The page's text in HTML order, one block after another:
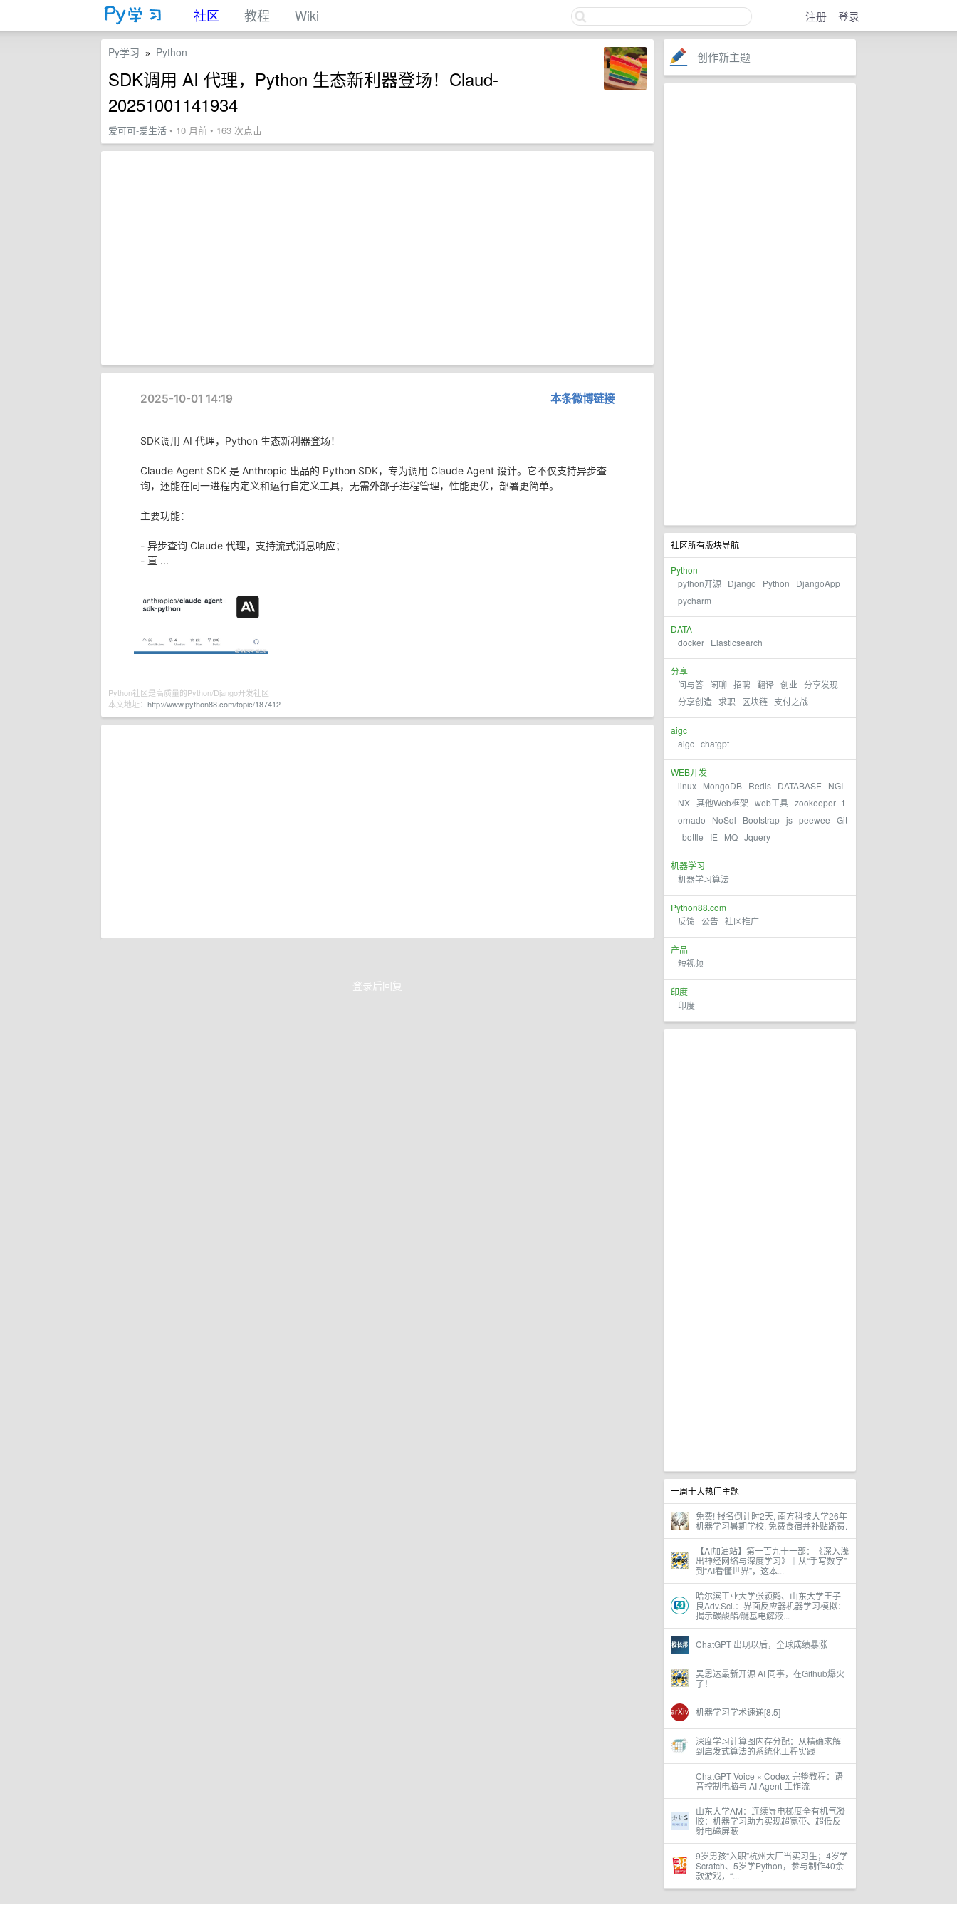
社区 教程 Wiki 注册 登录
创作新主题
社区所有版块导航
Python
python开源 Django Python
DjangoApp
pycharm
DATA
docker Elasticsearch
分享
问与答 闲聊 招聘 翻译 创业 分享发现
分享创造 求职 区块链 支付之战
aigc
aigc chatgpt
WEB开发
linux MongoDB Redis DATABASE
NGI
NX 其他Web框架 web工具 zookeeper t
ornado
NoSql Bootstrap js peewee Git
bottle
IE MQ Jquery
机器学习
机器学习算法
Python88.com
反馈 公告 社区推广
产品
短视频
印度
印度
一周十大热门主题
免费! 报名倒计时2天, 南方科技大学26年
机器学习暑期学校, 免费食宿并补贴路费.
【AI加油站】第一百九十一部：《深入浅
出神经网络与深度学习》｜从“手写数字”
到“AI看懂世界”，这本...
哈尔滨工业大学张颖鹤、山东大学王子
良Adv.Sci.：界面反应器机器学习模拟：
揭示碳酸酯/醚基电解液...
ChatGPT 出现以后，全球成绩暴涨
吴恩达最新开源 AI 同事，在Github爆火
了！
机器学习学术速递[8.5]
深度学习计算图内存分配：从精确求解
到启发式算法的系统化工程实践
ChatGPT Voice × Codex 完整教程：语
音控制电脑与 AI Agent 工作流
山东大学AM：连续导电梯度全有机气凝
胶：机器学习助力实现超宽带、超低反
射电磁屏蔽
9岁男孩“入职”杭州大厂当实习生；4岁学
Scratch、5岁学Python，参与制作40余
款游戏，“...
Py学习 » Python
SDK调用 AI 代理，Python 生态新利器登场！Claud-
20251001141934
爱可可-爱生活 • 10 月前 • 163 次点击
2025-10-01 14:19 本条微博链接
SDK调用 AI 代理，Python 生态新利器登场！
Claude Agent SDK 是 Anthropic 出品的 Python SDK，专为调用 Claude Agent 设计。它不仅支持异步查
询，还能在同一进程内定义和运行自定义工具，无需外部子进程管理，性能更优，部署更简单。
主要功能：
- 异步查询 Claude 代理，支持流式消息响应；
- 直 ...
Python社区是高质量的Python/Django开发社区
本文地址： http://www.python88.com/topic/187412
登录后回复